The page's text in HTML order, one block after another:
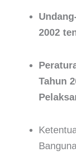
2002
Tahun